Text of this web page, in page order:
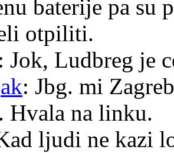
baterije pa su
otpiliti.
: Jok, Ludbreg je
: Jbg. mi
Hvala na linku.
ljudi ne kazi